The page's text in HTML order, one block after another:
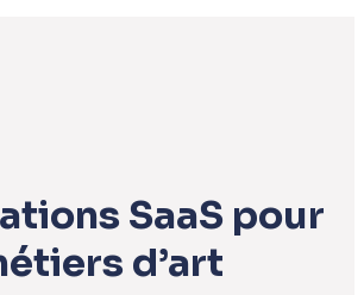
SaaS pour
d’art